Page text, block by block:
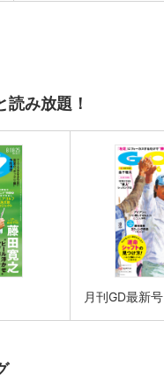
読み放題！
月刊GD最新号